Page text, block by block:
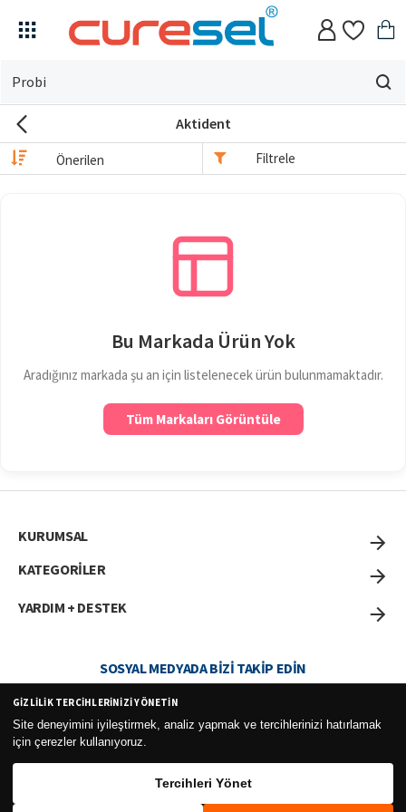
Evin
için
arıyorsun?
Aktident
Filtrele
Bu Markada Ürün Yok
Aradığınız markada şu an için listelenecek ürün bulunmamaktadır.
Tüm Markaları Görüntüle
KURUMSAL
KATEGORİLER
YARDIM + DESTEK
SOSYAL MEDYADA BIZI TAKIP EDIN
GIZLILIK TERCIHLERINIZI YÖNETIN
Site deneyimini iyileştirmek, analiz yapmak ve tercihlerinizi hatırlamak
için çerezler kullanıyoruz.
Tercihleri Yönet